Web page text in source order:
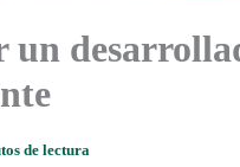
un
de lectura